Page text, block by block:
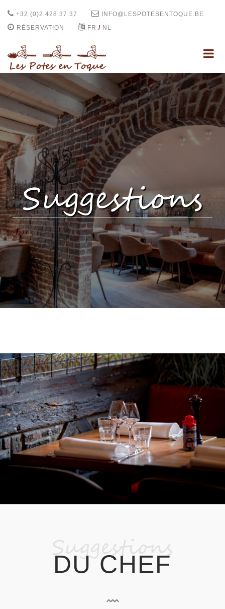
+32 (0)2 428 37 37
INFO@LESPOTESENTOQUE.BE
RÉSERVATION
FR / NL
Suggestions
Suggestions
DU CHEF